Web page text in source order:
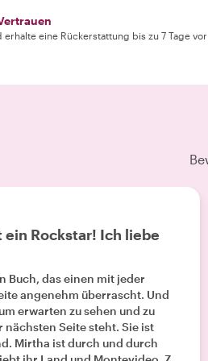
erhalte eine Rückerstattung bis zu 7 Tage
ein Rockstar! Ich liebe
Buch, das einen mit jeder
angenehm überrascht. Und
erwarten zu sehen und zu
nächsten Seite steht. Sie ist
Mirtha ist durch und durch